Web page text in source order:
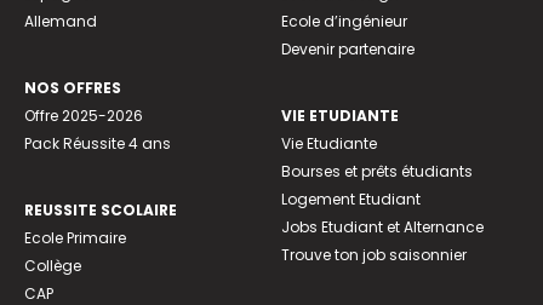
Allemand
NOS OFFRES
Offre 2025-2026
Pack Réussite 4 ans
REUSSITE SCOLAIRE
Ecole Primaire
Collège
CAP
Ecole d’ingénieur
Devenir partenaire
VIE ETUDIANTE
Vie Etudiante
Bourses et prêts étudiants
Logement Etudiant
Jobs Etudiant et Alternance
Trouve ton job saisonnier